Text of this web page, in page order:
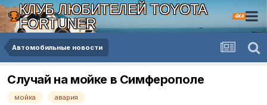
КЛУБ ЛЮБИТЕЛЕЙ TOYOTA
FORTUNER
4X4
Автомобильные новости
Случай на мойке в Симферополе
мойка авария